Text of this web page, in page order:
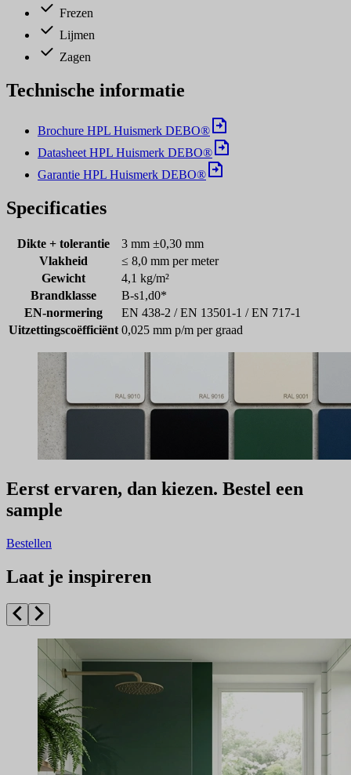
Frezen
Lijmen
Zagen
Technische informatie
Brochure HPL Huismerk DEBO®
Datasheet HPL Huismerk DEBO®
Garantie HPL Huismerk DEBO®
Specificaties
Dikte + tolerantie
3 mm ±0,30 mm
Vlakheid
≤ 8,0 mm per meter
Gewicht
4,1 kg/m²
Brandklasse
B-s1,d0*
EN-normering
EN 438-2 / EN 13501-1 / EN 717-1
Uitzettingscoëfficiënt 0,025 mm p/m per graad
Eerst ervaren, dan kiezen. Bestel een
sample
Bestellen
Laat je inspireren